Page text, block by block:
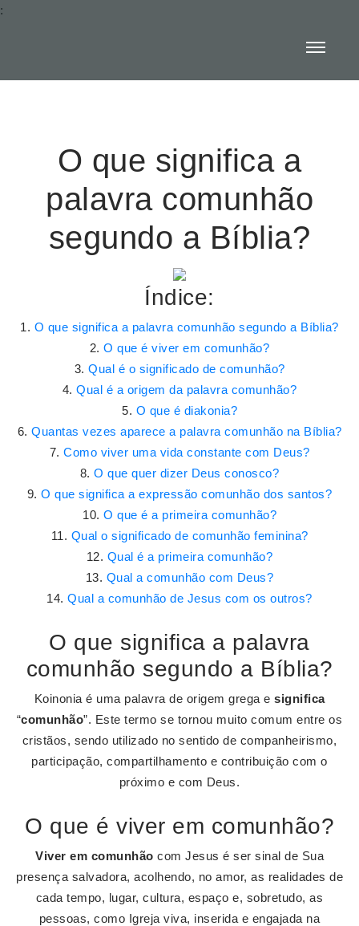
:
O que significa a
palavra comunhão
segundo a Bíblia?
Índice:
O que significa a palavra comunhão segundo a Bíblia?
O que é viver em comunhão?
Qual é o significado de comunhão?
Qual é a origem da palavra comunhão?
O que é diakonia?
Quantas vezes aparece a palavra comunhão na Bíblia?
Como viver uma vida constante com Deus?
O que quer dizer Deus conosco?
O que significa a expressão comunhão dos santos?
O que é a primeira comunhão?
Qual o significado de comunhão feminina?
Qual é a primeira comunhão?
Qual a comunhão com Deus?
Qual a comunhão de Jesus com os outros?
O que significa a palavra
comunhão segundo a Bíblia?
Koinonia é uma palavra de origem grega e significa
“comunhão”. Este termo se tornou muito comum entre os
cristãos, sendo utilizado no sentido de companheirismo,
participação, compartilhamento e contribuição com o
próximo e com Deus.
O que é viver em comunhão?
Viver em comunhão com Jesus é ser sinal de Sua
presença salvadora, acolhendo, no amor, as realidades de
cada tempo, lugar, cultura, espaço e, sobretudo, as
pessoas, como Igreja viva, inserida e engajada na